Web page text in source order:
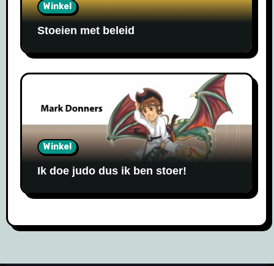
Winkel
Stoeien met beleid
Winkel
Ik doe judo dus ik ben stoer!